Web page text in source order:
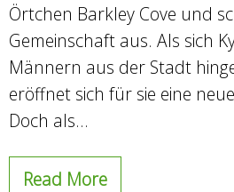
Örtchen Barkley Cove und
Gemeinschaft aus. Als sich
Männern aus der Stadt
eröffnet sich für sie eine
Doch als…
Read More